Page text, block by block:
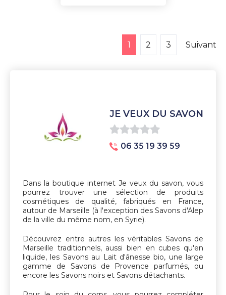
1 2 3 Suivant
JE VEUX DU SAVON
0
06 35 19 39 59
Dans la boutique internet Je veux du savon, vous
pourrez trouver une sélection de produits
cosmétiques de qualité, fabriqués en France,
autour de Marseille (à l'exception des Savons d'Alep
de la ville du même nom, en Syrie).
Découvrez entre autres les véritables Savons de
Marseille traditionnels, aussi bien en cubes qu'en
liquide, les Savons au Lait d'ânesse bio, une large
gamme de Savons de Provence parfumés, ou
encore les Savons noirs et Savons détachants.